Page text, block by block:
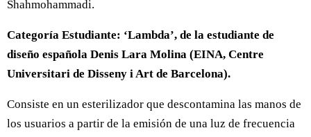
Shahmohammadi.
Categoría Estudiante: ‘Lambda’, de la estudiante de
diseño española Denis Lara Molina (EINA, Centre
Universitari de Disseny i Art de Barcelona).
Consiste en un esterilizador que descontamina las manos de
los usuarios a partir de la emisión de una luz de frecuencia